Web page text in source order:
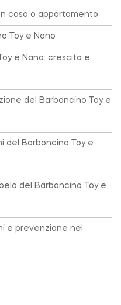
casa o appartamento
Toy e Nano
e Nano: crescita e
del Barboncino Toy e
del Barboncino Toy e
del Barboncino Toy e
e prevenzione nel